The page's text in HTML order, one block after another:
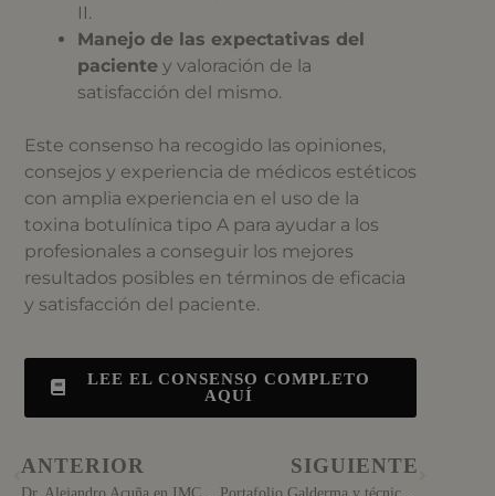
II.
Manejo de las expectativas del
paciente y valoración de la
satisfacción del mismo.
Este consenso ha recogido las opiniones,
consejos y experiencia de médicos estéticos
con amplia experiencia en el uso de la
toxina botulínica tipo A para ayudar a los
profesionales a conseguir los mejores
resultados posibles en términos de eficacia
y satisfacción del paciente.
LEE EL CONSENSO COMPLETO
AQUÍ
ANTERIOR SIGUIENTE